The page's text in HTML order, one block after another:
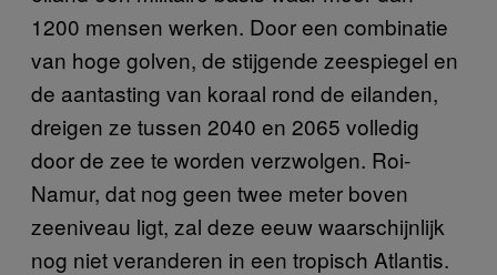
1200 mensen werken. Door een combinatie
van hoge golven, de stijgende zeespiegel en
de aantasting van koraal rond de eilanden,
dreigen ze tussen 2040 en 2065 volledig
door de zee te worden verzwolgen. Roi-
Namur, dat nog geen twee meter boven
zeeniveau ligt, zal deze eeuw waarschijnlijk
nog niet veranderen in een tropisch Atlantis.